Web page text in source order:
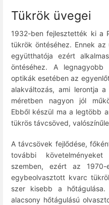
Tükrök üvegei
1932-ben fejlesztették ki a
tükrök öntéséhez. Ennek
együtthatója ezért
öntéséhez. A
optikák esetében az
alakváltozás, ami lerontja
méretben nagyon jól
Ebből készül ma a legtöbb
tükrös távcsöved,
A távcsövek fejlődése,
további
szemben, ezért az
egybeolvasztott kvarc
szer kisebb a
alacsony hőtágulású